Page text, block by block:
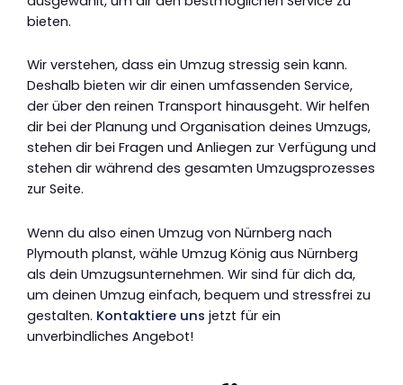
bieten.
Wir verstehen, dass ein Umzug stressig sein kann.
Deshalb bieten wir dir einen umfassenden Service,
der über den reinen Transport hinausgeht. Wir helfen
dir bei der Planung und Organisation deines Umzugs,
stehen dir bei Fragen und Anliegen zur Verfügung und
stehen dir während des gesamten Umzugsprozesses
zur Seite.
Wenn du also einen Umzug von Nürnberg nach
Plymouth planst, wähle Umzug König aus Nürnberg
als dein Umzugsunternehmen. Wir sind für dich da,
um deinen Umzug einfach, bequem und stressfrei zu
gestalten. Kontaktiere uns jetzt für ein
unverbindliches Angebot!